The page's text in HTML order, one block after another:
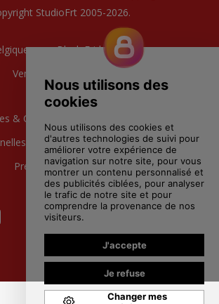
StudioFrt 2005-2026.
Black Friday
Ventes Privées
& CGU
Contactez nous
Preference Cookies